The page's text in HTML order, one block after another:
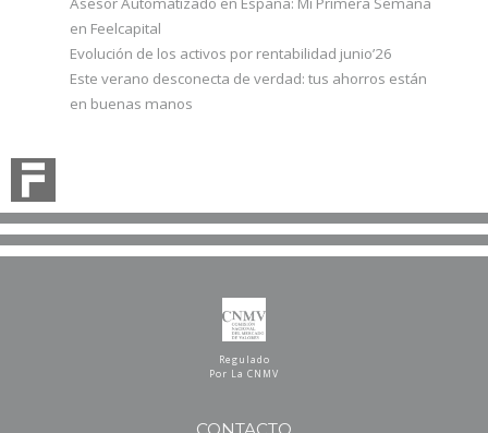
en Feelcapital
Evolución de los activos por rentabilidad junio’26
Este verano desconecta de verdad: tus ahorros están
en buenas manos
Regulado
Por La CNMV